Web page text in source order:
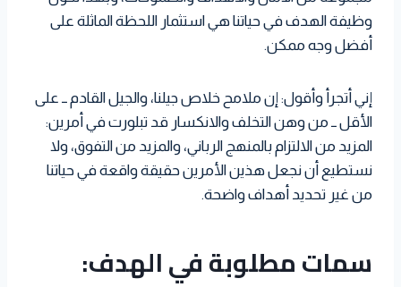
وظيفة الهدف في حياتنا هي استثمار اللحظة الماثلة على
أفضل وجه ممكن.
إني أتجرأ وأقول: إن ملامح خلاص جيلنا، والجيل القادم ــ على
الأقل ــ من وهن التخلف والانكسار قد تبلورت في أمرين:
المزيد من الالتزام بالمنهج الرباني، والمزيد من التفوق، ولا
نستطيع أن نجعل هذين الأمرين حقيقة واقعة في حياتنا
من غير تحديد أهداف واضحة.
سمات مطلوبة في الهدف: